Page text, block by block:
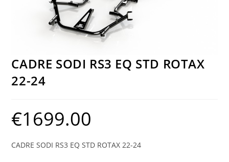
CADRE SODI RS3 EQ STD ROTAX
22-24
€1699.00
CADRE SODI RS3 EQ STD ROTAX 22-24